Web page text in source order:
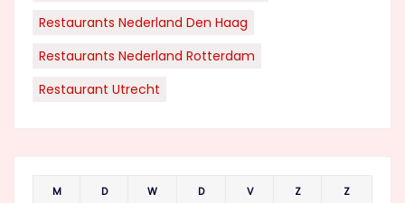
Restaurants Nederland Den Haag
Restaurants Nederland Rotterdam
Restaurant Utrecht
M D W D V Z Z